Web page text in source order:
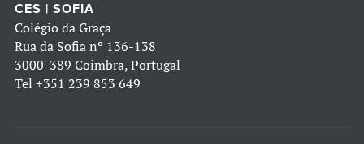
CES | SOFIA
Colégio da Graça
Rua da Sofia nº 136-138
3000-389 Coimbra, Portugal
Tel +351 239 853 649